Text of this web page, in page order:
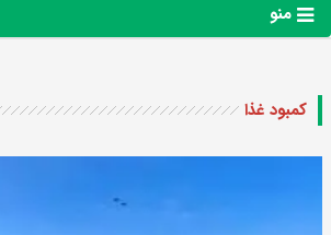
منو
کمبود غذا